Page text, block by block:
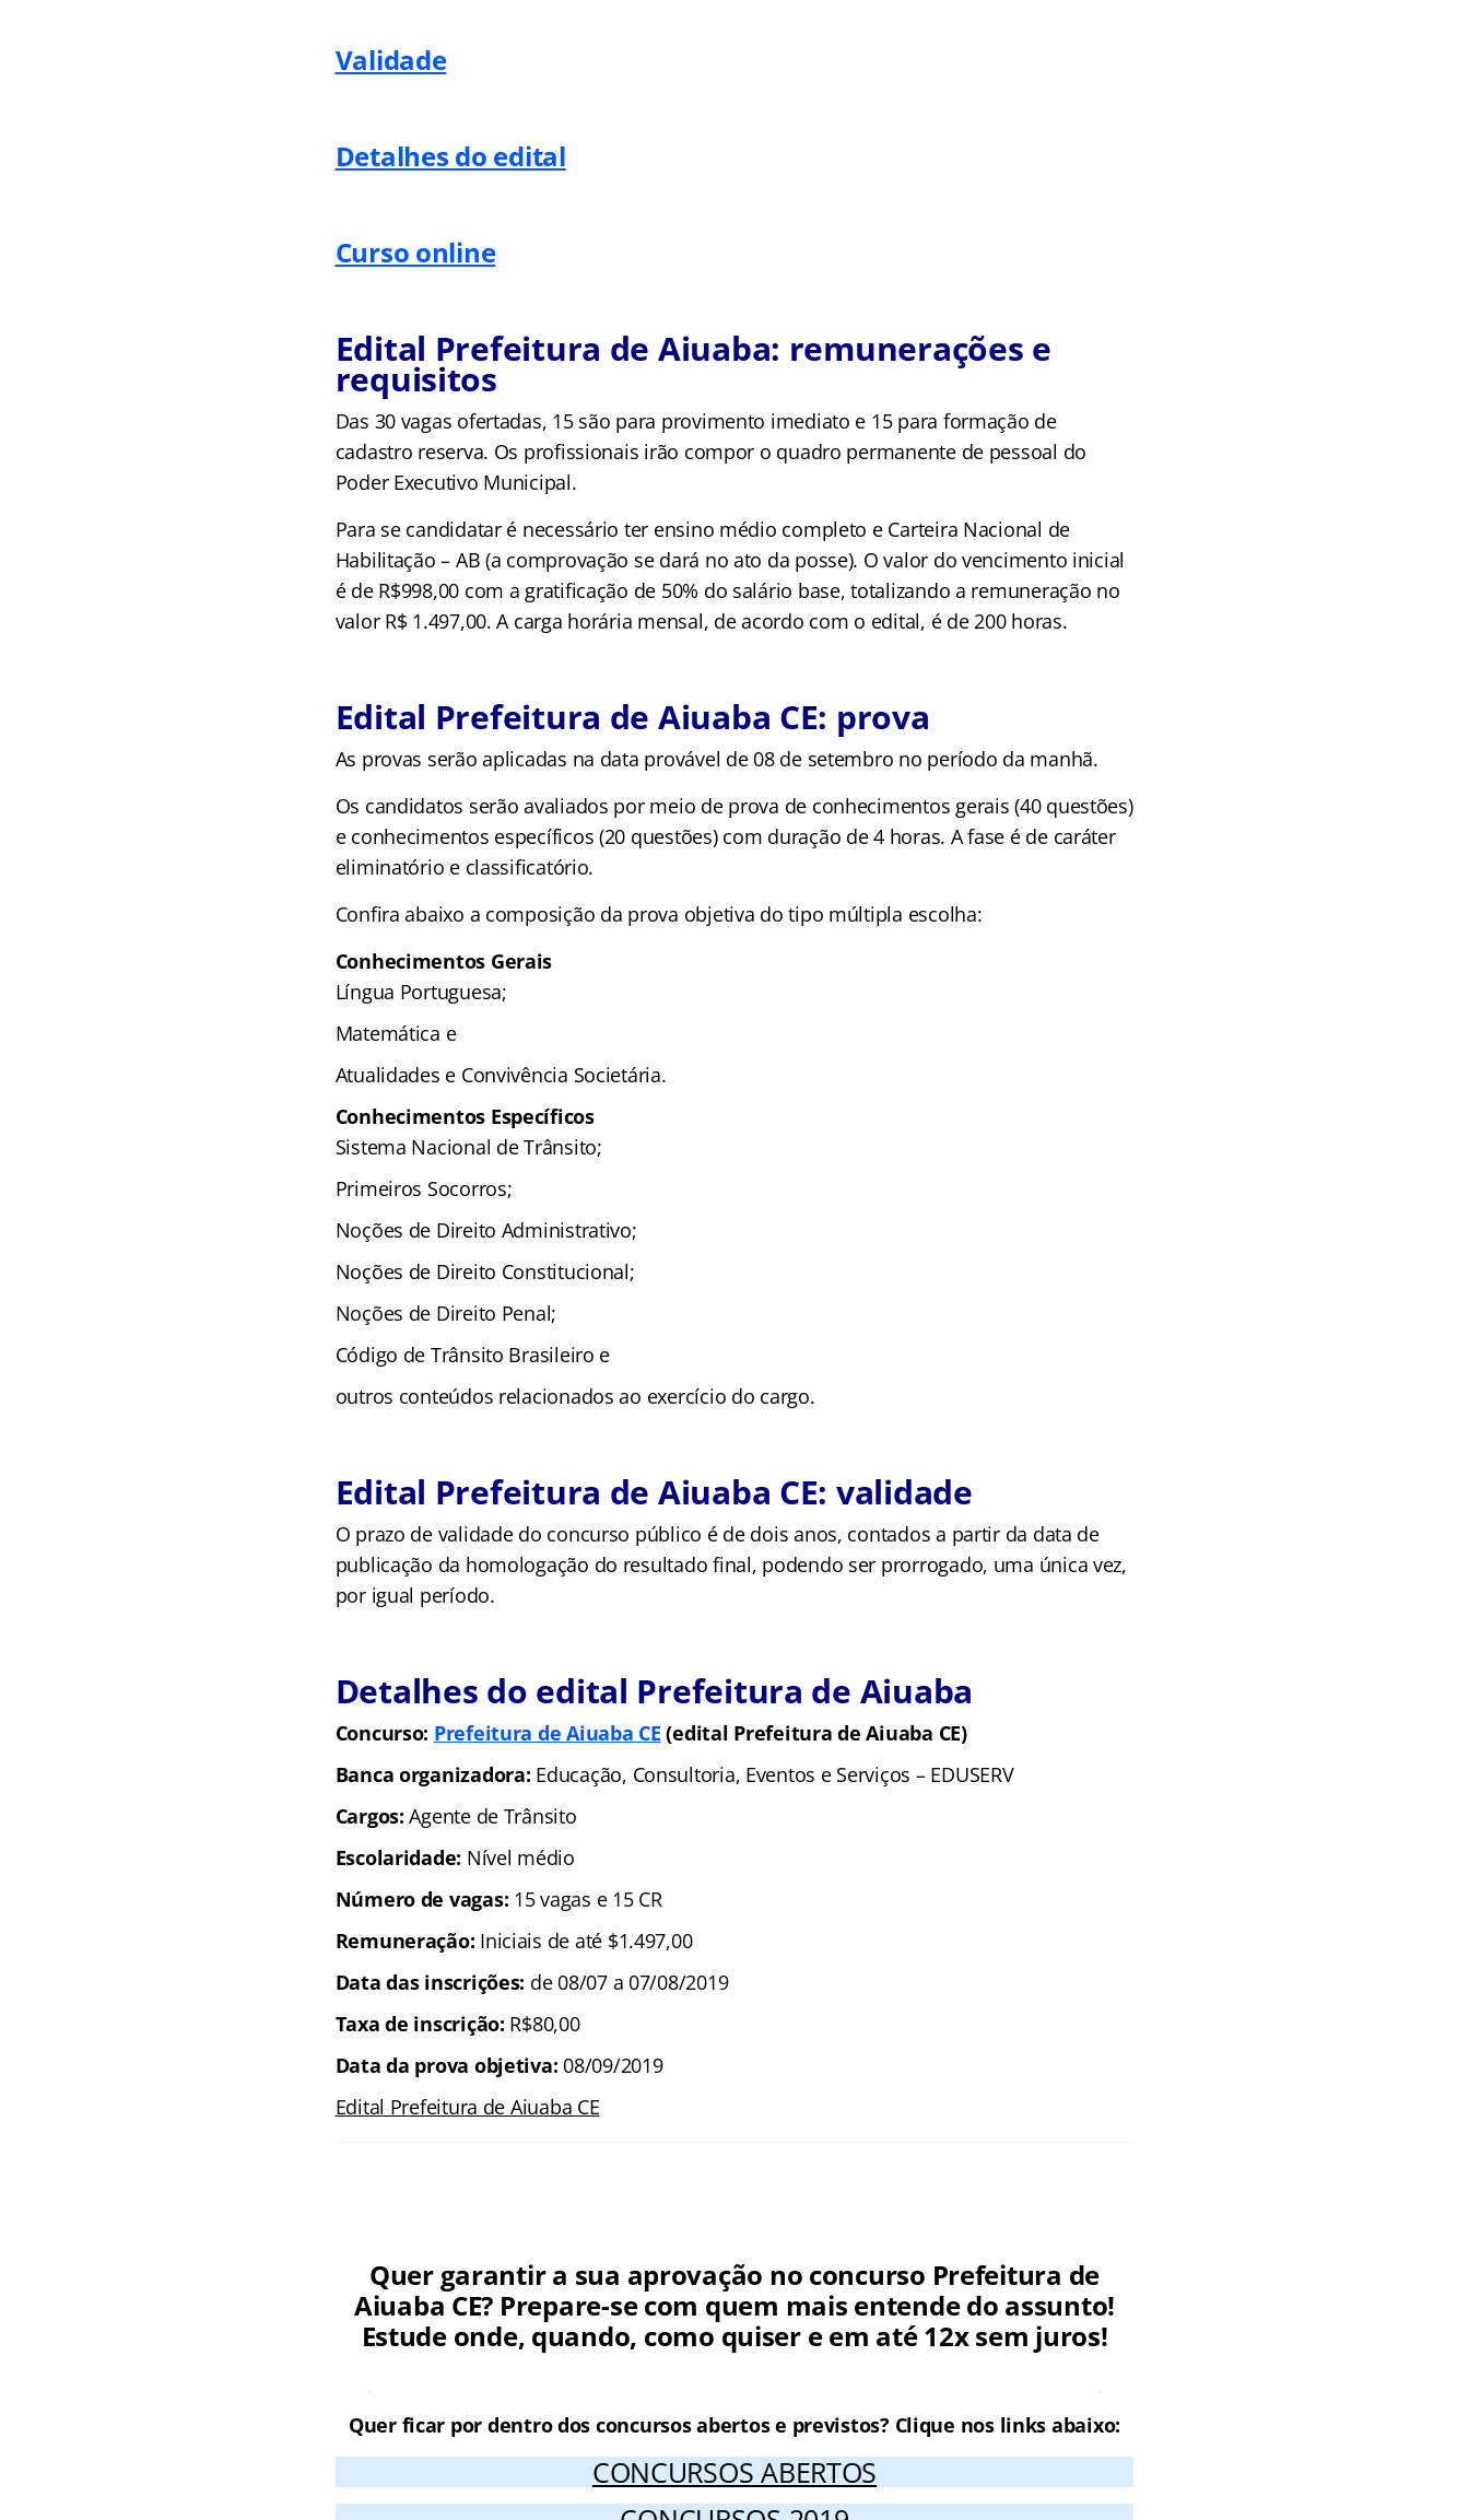
Validade
Detalhes do edital
Curso online
Edital Prefeitura de Aiuaba: remunerações e
requisitos
Das 30 vagas ofertadas, 15 são para provimento imediato e 15 para formação de
cadastro reserva. Os profissionais irão compor o quadro permanente de pessoal do
Poder Executivo Municipal.
Para se candidatar é necessário ter ensino médio completo e Carteira Nacional de
Habilitação – AB (a comprovação se dará no ato da posse). O valor do vencimento inicial
é de R$998,00 com a gratificação de 50% do salário base, totalizando a remuneração no
valor R$ 1.497,00. A carga horária mensal, de acordo com o edital, é de 200 horas.
Edital Prefeitura de Aiuaba CE: prova
As provas serão aplicadas na data provável de 08 de setembro no período da manhã.
Os candidatos serão avaliados por meio de prova de conhecimentos gerais (40 questões)
e conhecimentos específicos (20 questões) com duração de 4 horas. A fase é de caráter
eliminatório e classificatório.
Confira abaixo a composição da prova objetiva do tipo múltipla escolha:
Conhecimentos Gerais
Língua Portuguesa;
Matemática e
Atualidades e Convivência Societária.
Conhecimentos Específicos
Sistema Nacional de Trânsito;
Primeiros Socorros;
Noções de Direito Administrativo;
Noções de Direito Constitucional;
Noções de Direito Penal;
Código de Trânsito Brasileiro e
outros conteúdos relacionados ao exercício do cargo.
Edital Prefeitura de Aiuaba CE: validade
O prazo de validade do concurso público é de dois anos, contados a partir da data de
publicação da homologação do resultado final, podendo ser prorrogado, uma única vez,
por igual período.
Detalhes do edital Prefeitura de Aiuaba
Concurso: Prefeitura de Aiuaba CE (edital Prefeitura de Aiuaba CE)
Banca organizadora: Educação, Consultoria, Eventos e Serviços – EDUSERV
Cargos:Agente de Trânsito
Escolaridade: Nível médio
Número de vagas: 15 vagas e 15 CR
Remuneração: Iniciais de até $1.497,00
Data das inscrições: de 08/07 a 07/08/2019
Taxa de inscrição: R$80,00
Data da prova objetiva: 08/09/2019
Edital Prefeitura de Aiuaba CE
Quer garantir a sua aprovação no concurso Prefeitura de
Aiuaba CE? Prepare-se com quem mais entende do assunto!
Estude onde, quando, como quiser e em até 12x sem juros!
Quer ficar por dentro dos concursos abertos e previstos? Clique nos links abaixo:
CONCURSOS ABERTOS